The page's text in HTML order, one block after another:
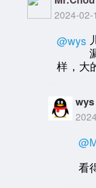
2024-02-
@wys
样，大
wys
看